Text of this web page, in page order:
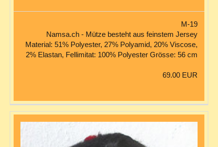
M-19
Namsa.ch - Mütze besteht aus feinstem Jersey
Material: 51% Polyester, 27% Polyamid, 20% Viscose,
2% Elastan, Fellimitat: 100% Polyester Grösse: 56 cm
69.00 EUR